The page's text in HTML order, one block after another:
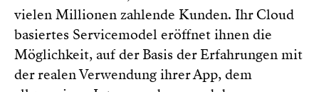
vielen Millionen zahlende Kunden. Ihr Cloud
basiertes Servicemodel eröffnet ihnen die
Möglichkeit, auf der Basis der Erfahrungen mit
der realen Verwendung ihrer App, dem